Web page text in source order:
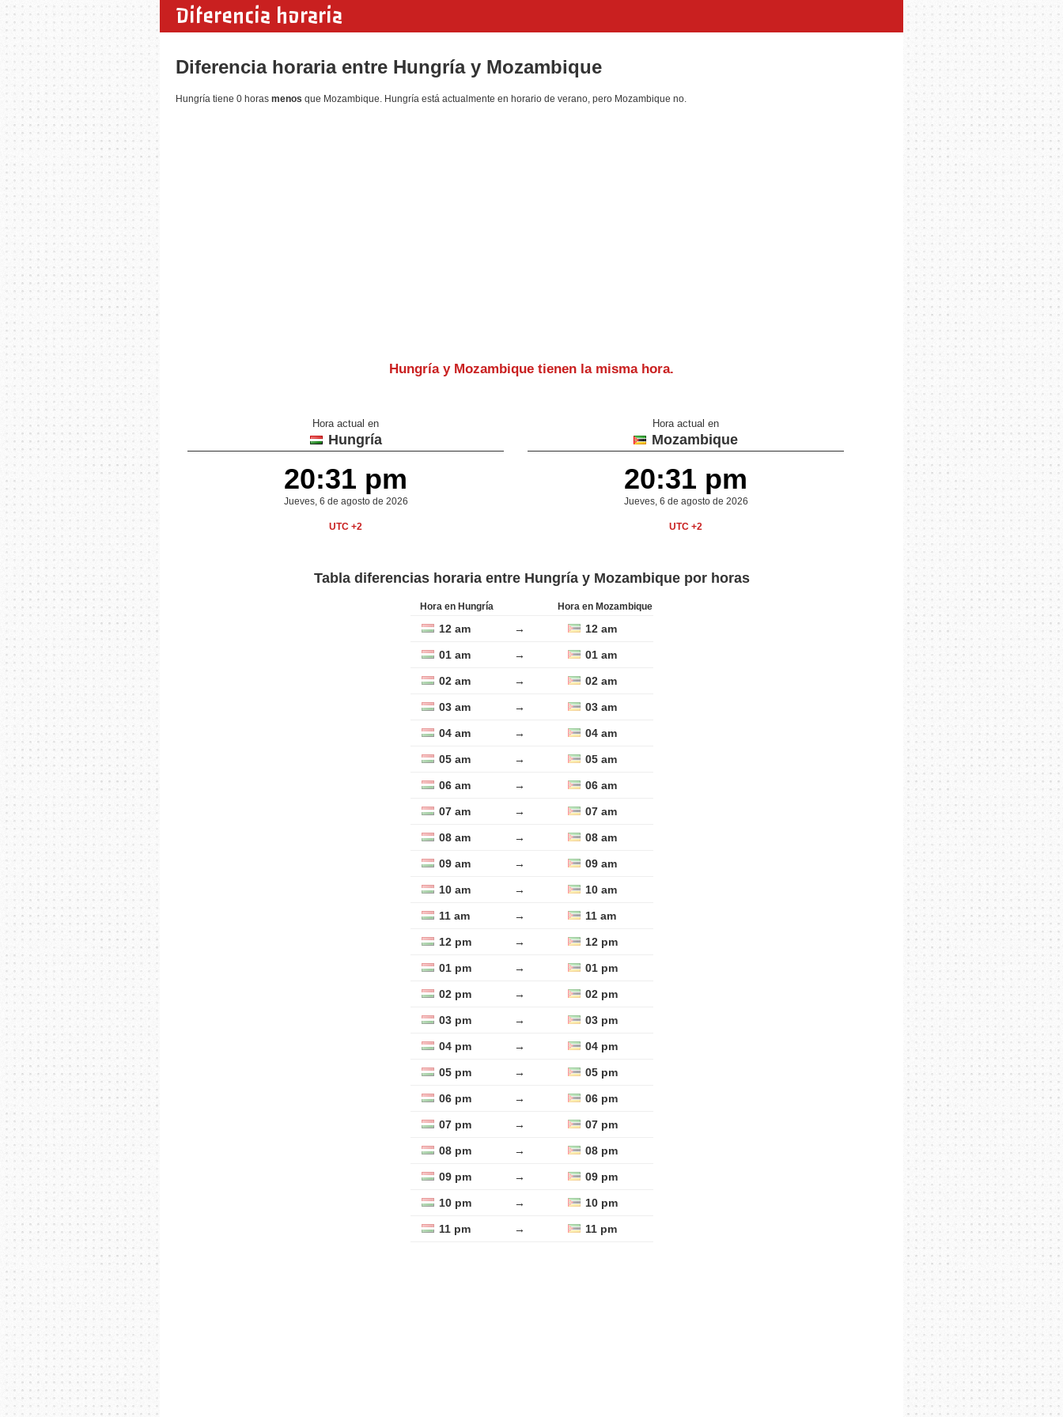
Diferencia horaria
Diferencia horaria entre Hungría y Mozambique
Hungría tiene 0 horas menos que Mozambique. Hungría está actualmente en horario de verano, pero Mozambique no.
Hungría y Mozambique tienen la misma hora.
Hora actual en
Hungría
20:31 pm
Jueves, 6 de agosto de 2026
UTC +2
Hora actual en
Mozambique
20:31 pm
Jueves, 6 de agosto de 2026
UTC +2
Tabla diferencias horaria entre Hungría y Mozambique por horas
Hora en Hungría Hora en Mozambique
12 am → 12 am
01 am → 01 am
02 am → 02 am
03 am → 03 am
04 am → 04 am
05 am → 05 am
06 am → 06 am
07 am → 07 am
08 am → 08 am
09 am → 09 am
10 am → 10 am
11 am → 11 am
12 pm → 12 pm
01 pm → 01 pm
02 pm → 02 pm
03 pm → 03 pm
04 pm → 04 pm
05 pm → 05 pm
06 pm → 06 pm
07 pm → 07 pm
08 pm → 08 pm
09 pm → 09 pm
10 pm → 10 pm
11 pm → 11 pm